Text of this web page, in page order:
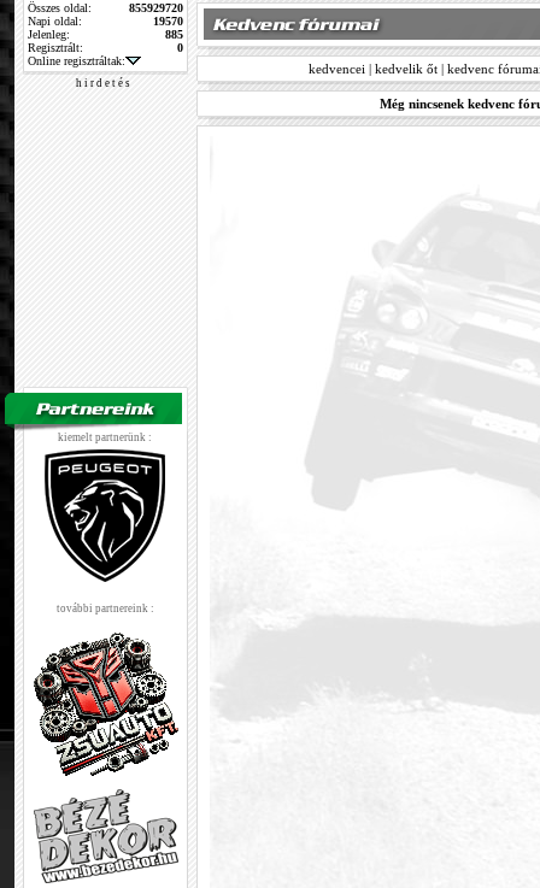
Összes oldal:
855929720
Napi oldal:
19570
Jelenleg:
885
Regisztrált:
0
Online regisztráltak:
h i r d e t é s
kiemelt partnerünk :
további partnereink :
kedvencei | kedvelik őt | kedvenc
Még nincsenek kedvenc